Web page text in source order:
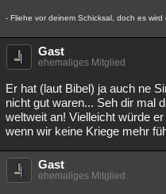
Astronomie Helpdesk
Musik
Besucht Teilgenommen
Lesenswert Schlüsselwörter
- Fliehe vor deinem Schicksal, doch es wird
Gast
ehemaliges Mitglied
Er hat (laut Bibel) ja auch ne
nicht gut waren... Seh dir mal
weltweit an! Vielleicht würde
wenn wir keine Kriege mehr
Gast
ehemaliges Mitglied